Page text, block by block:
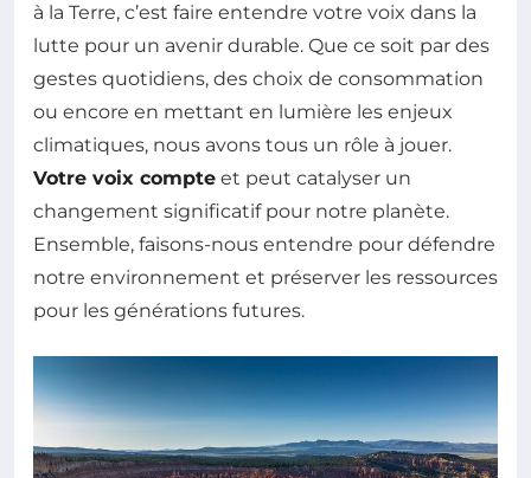
à la Terre, c’est faire entendre votre voix dans la
lutte pour un avenir durable. Que ce soit par des
gestes quotidiens, des choix de consommation
ou encore en mettant en lumière les enjeux
climatiques, nous avons tous un rôle à jouer.
Votre voix compte et peut catalyser un
changement significatif pour notre planète.
Ensemble, faisons-nous entendre pour défendre
notre environnement et préserver les ressources
pour les générations futures.